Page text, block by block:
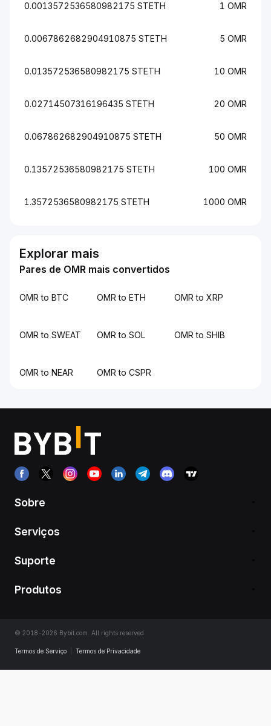
0.0013572536580982175 STETH 1 OMR
0.0067862682904910875 STETH 5 OMR
0.013572536580982175 STETH 10 OMR
0.02714507316196435 STETH 20 OMR
0.067862682904910875 STETH 50 OMR
0.13572536580982175 STETH 100 OMR
1.3572536580982175 STETH 1000 OMR
Explorar mais
Pares de OMR mais convertidos
OMR to BTC OMR to ETH OMR to XRP
OMR to SWEAT OMR to SOL OMR to SHIB
OMR to NEAR OMR to CSPR
Sobre
Serviços
Suporte
Produtos
© 2018-2026 Bybit.com. All rights reserved.
Termos de Serviço Termos de Privacidade